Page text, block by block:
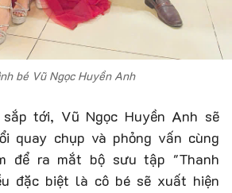
bé Vũ Ngọc Huyền Anh
tới, Vũ Ngọc Huyền Anh sẽ
quay chụp và phỏng vấn cùng
để ra mắt bộ sưu tập "Thanh
đặc biệt là cô bé sẽ xuất hiện